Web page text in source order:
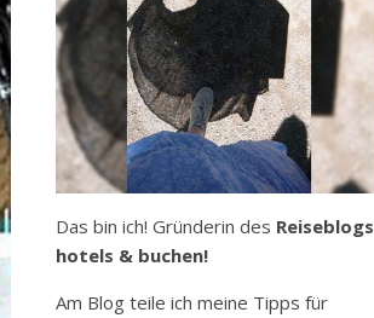
Das bin ich! Gründerin des Reiseblogs
hotels & buchen!
Am Blog teile ich meine Tipps für